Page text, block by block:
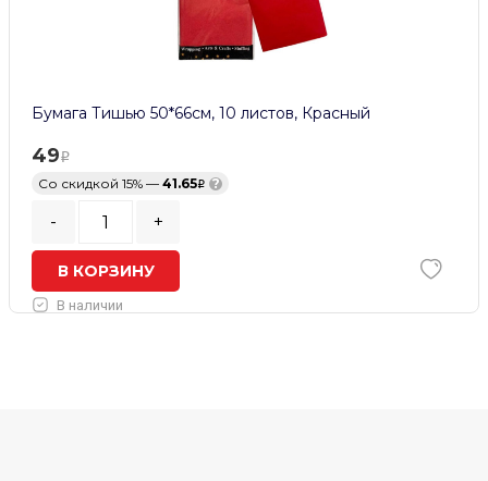
Бумага Тишью 50*66см, 10 листов, Красный
49
Со скидкой 15% — 41.65 ?
- +
В КОРЗИНУ
В наличии